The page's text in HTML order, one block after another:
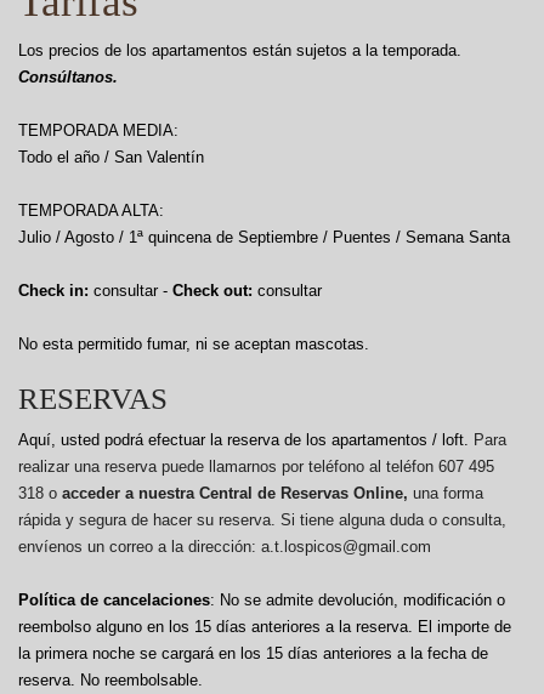
Los precios de los apartamentos están sujetos a la temporada.
Consúltanos.
TEMPORADA MEDIA:
Todo el año / San Valentín
TEMPORADA ALTA:
Julio / Agosto / 1ª quincena de Septiembre / Puentes / Semana Santa
Check in: consultar - Check out: consultar
No esta permitido fumar, ni se aceptan mascotas.
RESERVAS
Aquí, usted podrá efectuar la reserva de los apartamentos / loft. Para
realizar una reserva puede llamarnos por teléfono al teléfon 607 495
318 o acceder a nuestra Central de Reservas Online, una forma
rápida y segura de hacer su reserva. Si tiene alguna duda o consulta,
envíenos un correo a la dirección: a.t.lospicos@gmail.com
Política de cancelaciones: No se admite devolución, modificación o
reembolso alguno en los 15 días anteriores a la reserva. El importe de
la primera noche se cargará en los 15 días anteriores a la fecha de
reserva. No reembolsable.